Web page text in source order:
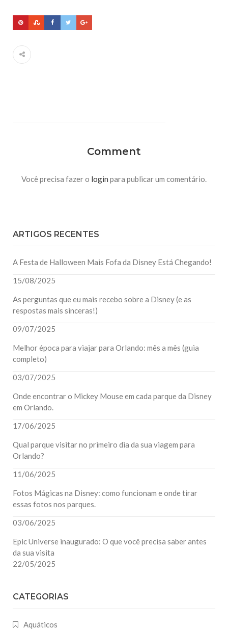
Comment
Você precisa fazer o login para publicar um comentário.
ARTIGOS RECENTES
A Festa de Halloween Mais Fofa da Disney Está Chegando!
15/08/2025
As perguntas que eu mais recebo sobre a Disney (e as
respostas mais sinceras!)
09/07/2025
Melhor época para viajar para Orlando: mês a mês (guia
completo)
03/07/2025
Onde encontrar o Mickey Mouse em cada parque da Disney
em Orlando.
17/06/2025
Qual parque visitar no primeiro dia da sua viagem para
Orlando?
11/06/2025
Fotos Mágicas na Disney: como funcionam e onde tirar
essas fotos nos parques.
03/06/2025
Epic Universe inaugurado: O que você precisa saber antes
da sua visita
22/05/2025
CATEGORIAS
Aquáticos